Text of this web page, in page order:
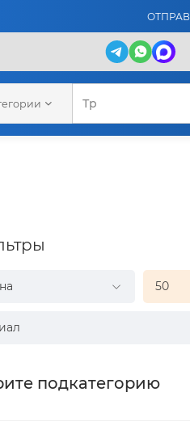
50
подкатегорию